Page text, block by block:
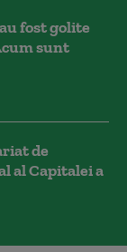
fost golite
sunt
de
al Capitalei a